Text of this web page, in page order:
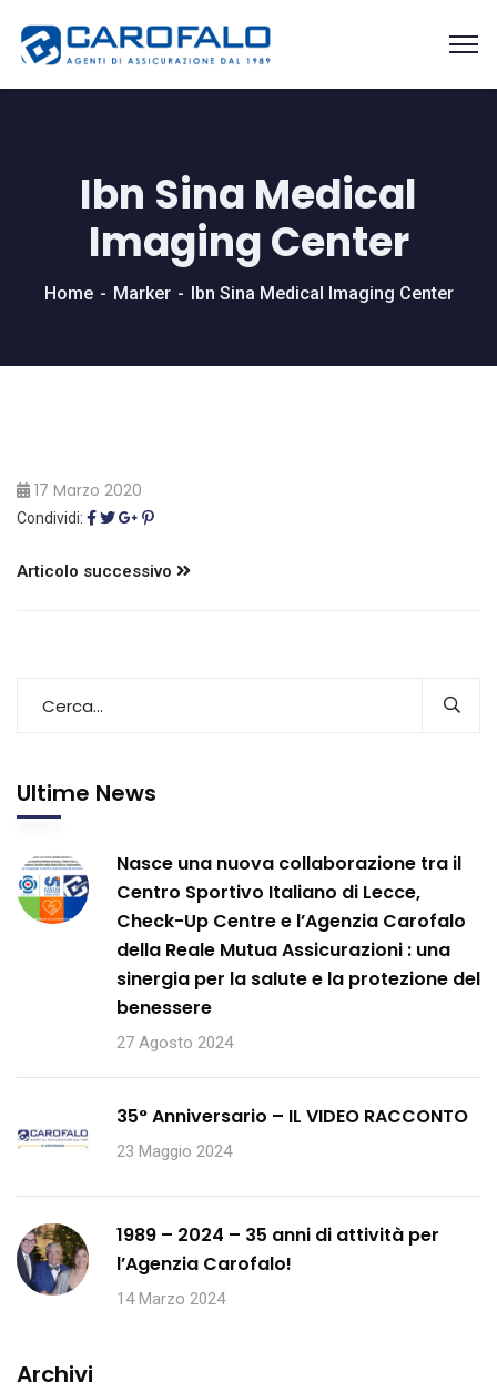
Ibn Sina Medical
Imaging Center
Home Marker Ibn Sina Medical Imaging Center
17 Marzo 2020
Condividi:
Articolo successivo
Ultime News
Nasce una nuova collaborazione tra il
Centro Sportivo Italiano di Lecce,
Check-Up Centre e l’Agenzia Carofalo
della Reale Mutua Assicurazioni : una
sinergia per la salute e la protezione del
benessere
27 Agosto 2024
35° Anniversario – IL VIDEO RACCONTO
23 Maggio 2024
1989 – 2024 – 35 anni di attività per
l’Agenzia Carofalo!
14 Marzo 2024
Archivi